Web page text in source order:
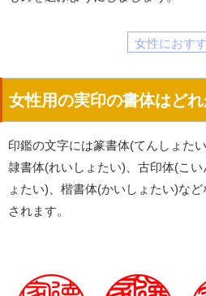
女性におす
女性用の実印の書体はどれ
印鑑の文字には篆書体(てんしょた
隷書体(れいしょたい)、古印体(こ
ょたい)、楷書体(かいしょたい)な
されます。